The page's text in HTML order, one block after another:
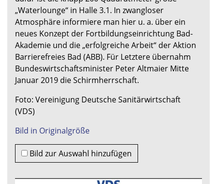
„Waterlounge“ in Halle 3.1. In zwangloser
Atmosphäre informiere man hier u. a. über ein
neues Konzept der Fortbildungseinrichtung Bad-
Akademie und die „erfolgreiche Arbeit“ der Aktion
Barrierefreies Bad (ABB). Für Letztere übernahm
Bundeswirtschaftsminister Peter Altmaier Mitte
Januar 2019 die Schirmherrschaft.
Foto: Vereinigung Deutsche Sanitärwirtschaft
(VDS)
Bild in Originalgröße
Bild zur Auswahl hinzufügen